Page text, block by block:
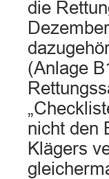
die
(Anlage
nicht den
Klägers